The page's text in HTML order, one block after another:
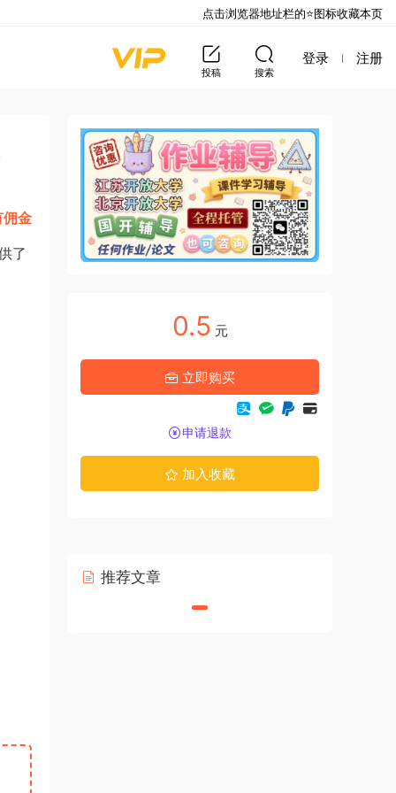
投稿 搜索
登录 注册
佣金
了
0.5 元
立即购买
申请退款
加入收藏
推荐文章
点击浏览器地址栏的⭐图标收藏本页